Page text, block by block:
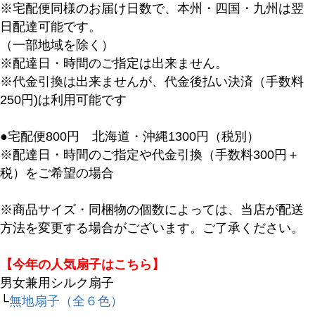
※宅配便同様のお届け日数で、本州・四国・九州は翌
日配達可能です。
（一部地域を除く）
※配達日・時間のご指定は出来ません。
※代金引換は出来ませんが、代金後払い決済（手数料
250円)は利用可能です
●宅配便800円 北海道・沖縄1300円（税別）
※配達日・時間のご指定や代金引換（手数料300円＋
税）をご希望の場合
※商品サイズ・同梱物の個数によっては、当店が配送
方法を変更する場合がございます。ご了承ください。
【今年の人気扇子はこちら】
男女兼用シルク扇子
└無地扇子（全６色）